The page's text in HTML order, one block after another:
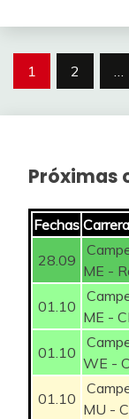
Paginación
1 2 …
Próximas
Fechas Carrera
28.09
ME -
01.10
ME -
01.10
WE -
01.10
MU -